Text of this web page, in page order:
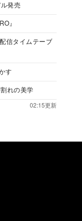
発売
』
信タイムテーブ
す
れの美学
02:15更新